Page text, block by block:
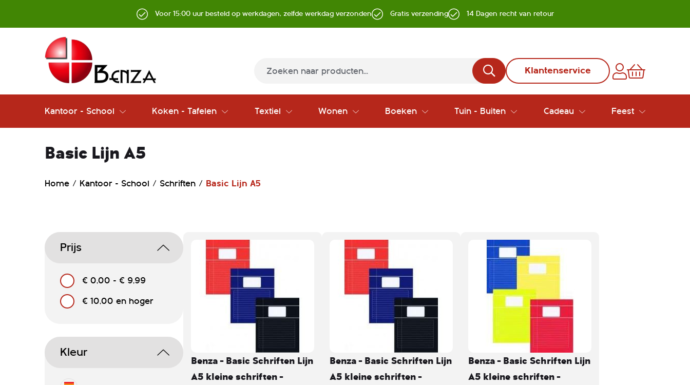
Voor 15:00 uur besteld op werkdagen, zelfde werkdag verzonden Gratis verzending 14 Dagen recht van retour
Klantenservice
Kantoor - School Koken - Tafelen Textiel Wonen Boeken Tuin - Buiten Cadeau Feest
Basic Lijn A5
Home Kantoor - School Schriften Basic Lijn A5
Benza - Basic Schriften Lijn
A5 kleine schriften -
Benza - Basic Schriften Lijn
A5 kleine schriften -
Benza - Basic Schriften Lijn
A5 kleine schriften -
Prijs
€ 0,00 - € 9,99
€ 10,00 en hoger
Kleur